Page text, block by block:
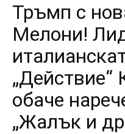
Тръмп с
Мелони!
„Действие“
обаче
„Жалък и